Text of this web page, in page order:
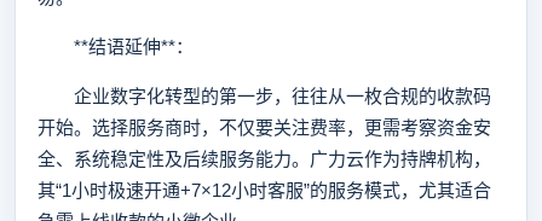
**结语延伸**：
企业数字化转型的第一步，往往从一枚合规的收款码
开始。选择服务商时，不仅要关注费率，更需考察资金安
全、系统稳定性及后续服务能力。广力云作为持牌机构，
其“1小时极速开通+7×12小时客服”的服务模式，尤其适合